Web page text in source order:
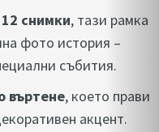
12 снимки, тази рамка
фото история –
събития.
въртене, което прави
акцент.